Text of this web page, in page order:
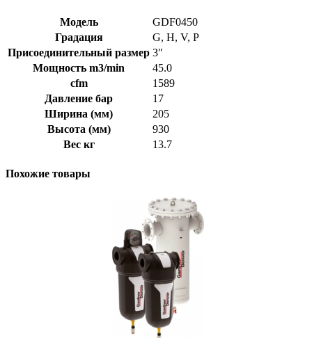
Модель
GDF0450
Градация
G, H, V, P
Присоединительный размер 3″
Мощность m3/min
45.0
cfm
1589
Давление бар
17
Ширина (мм)
205
Высота (мм)
930
Вес кг
13.7
Похожие товары